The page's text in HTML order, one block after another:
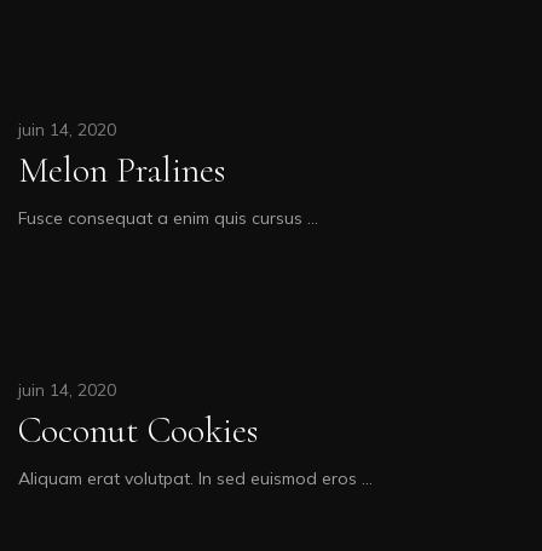
juin 14, 2020
Melon Pralines
Fusce consequat a enim quis cursus …
juin 14, 2020
Coconut Cookies
Aliquam erat volutpat. In sed euismod eros …